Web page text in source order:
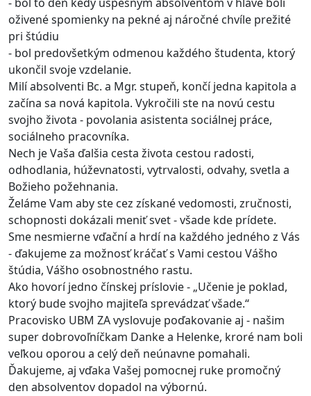
- bol to deň kedy úspešným absolventom v hlave boli
oživené spomienky na pekné aj náročné chvíle prežité
pri štúdiu
- bol predovšetkým odmenou každého študenta, ktorý
ukončil svoje vzdelanie.
Milí absolventi Bc. a Mgr. stupeň, končí jedna kapitola a
začína sa nová kapitola. Vykročili ste na novú cestu
svojho života - povolania asistenta sociálnej práce,
sociálneho pracovníka.
Nech je Vaša ďalšia cesta života cestou radosti,
odhodlania, húževnatosti, vytrvalosti, odvahy, svetla a
Božieho požehnania.
Želáme Vam aby ste cez získané vedomosti, zručnosti,
schopnosti dokázali meniť svet - všade kde prídete.
Sme nesmierne vďační a hrdí na každého jedného z Vás
- ďakujeme za možnosť kráčať s Vami cestou Vášho
štúdia, Vášho osobnostného rastu.
Ako hovorí jedno čínskej príslovie - „Učenie je poklad,
ktorý bude svojho majiteľa sprevádzať všade.“
Pracovisko UBM ZA vyslovuje poďakovanie aj - našim
super dobrovoľníčkam Danke a Helenke, kroré nam boli
veľkou oporou a celý deň neúnavne pomahali.
Ďakujeme, aj vďaka Vašej pomocnej ruke promočný
den absolventov dopadol na výbornú.